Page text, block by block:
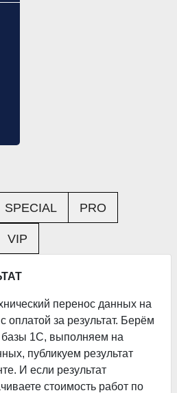
SPECIAL PRO
VIP
перенос данных на
оплатой за результат. Берём
1С, выполняем на
публикуем результат
И если результат
стоимость работ по